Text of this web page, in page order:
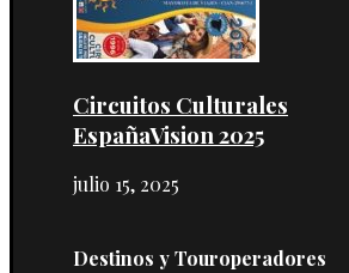
Circuitos Culturales
EspañaVision 2025
julio 15, 2025
Destinos y Touroperadores